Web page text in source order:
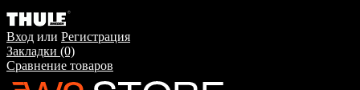
Вход или Регистрация
Закладки (0)
Сравнение товаров